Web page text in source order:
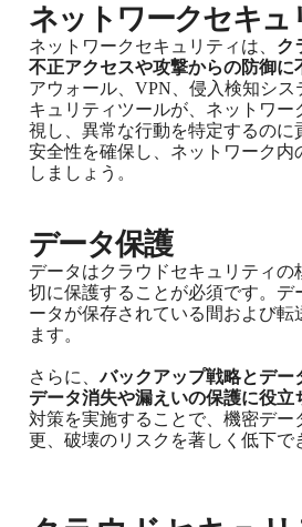
ネットワークセキュ
ネットワークセキュリティは、 ク
不正アクセスや攻撃からの防御に
アウォール、VPN、侵入検知シス
キュリティツールが、ネットワー
視し、異常な行動を特定するのに
安全性を確保し、ネットワーク内
しましょう。
データ保護
データはクラウドセキュリティの
切に保護することが必須です。デ
ータが保存されている間および転
ます。
さらに、バックアップ戦略とデー
データ消失や漏えいの保護に役立
対策を実施することで、機密デー
更、破壊のリスクを著しく低下で